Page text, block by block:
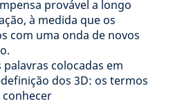
provável a longo
à medida que os
com uma onda de novos
colocadas em
dos 3D: os termos